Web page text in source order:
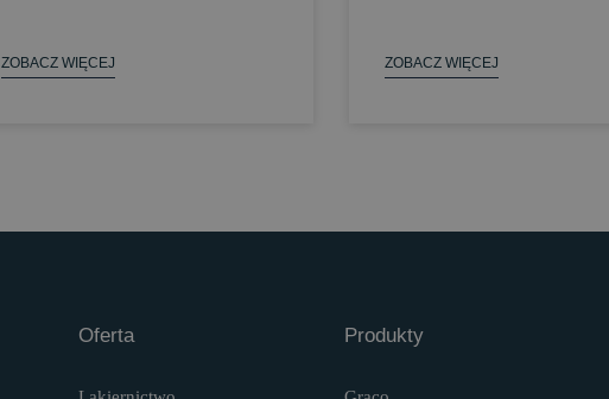
ZOBACZ WIĘCEJ ZOBACZ WIĘCEJ
Oferta Produkty